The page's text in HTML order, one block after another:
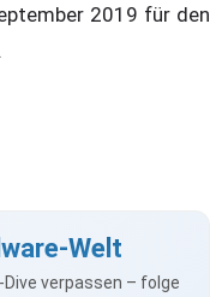
2019 für den
Welt
Dive verpassen – folge